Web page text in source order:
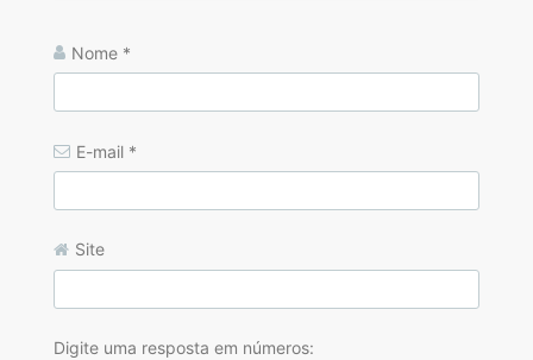
Nome *
E-mail *
Site
Digite uma resposta em números: